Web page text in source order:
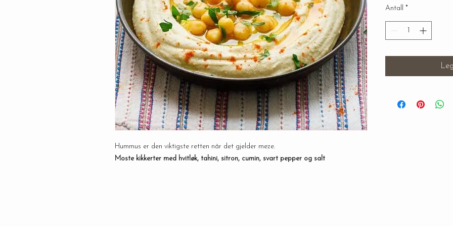
Hummus er den viktigste retten når det gjelder meze.
Moste kikkerter med hvitløk, tahini, sitron, cumin, svart pepper og salt
Antall *